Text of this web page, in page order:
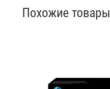
Похожие товары